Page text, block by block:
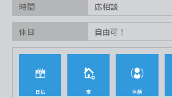
時間 応相談
休日 自由可！
日払 寮 体験